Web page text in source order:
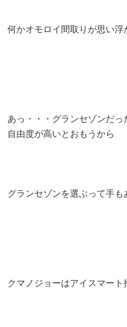
何かオモロイ間取りが思い浮
あっ・・・グランセゾンだっ
自由度が高いとおもうから
グランセゾンを選ぶって手も
クマノジョーはアイスマート